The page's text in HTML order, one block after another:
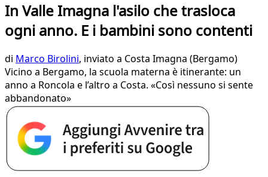
In Valle Imagna l'asilo che trasloca
ogni anno. E i bambini sono contenti
di Marco Birolini, inviato a Costa Imagna (Bergamo)
Vicino a Bergamo, la scuola materna è itinerante: un
anno a Roncola e l’altro a Costa. «Così nessuno si sente
abbandonato»